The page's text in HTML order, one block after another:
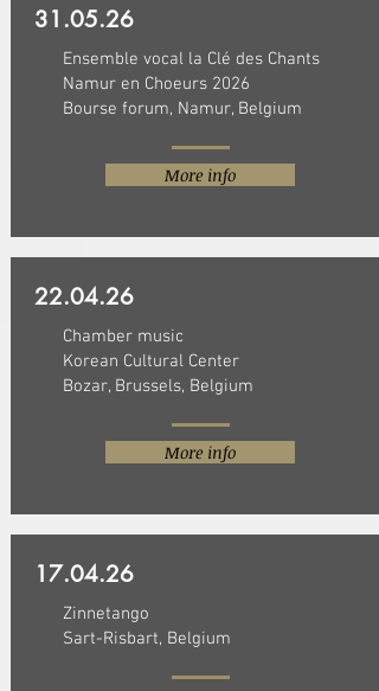
31.05.26
Ensemble vocal la Clé des Chants
Namur en Choeurs 2026
Bourse forum, Namur, Belgium
More info
22.04.26
Chamber music
Korean Cultural Center
Bozar, Brussels, Belgium
More info
17.04.26
Zinnetango
Sart-Risbart, Belgium